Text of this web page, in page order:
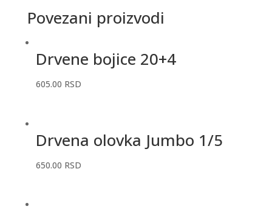
Povezani proizvodi
Drvene bojice 20+4
605.00 RSD
Drvena olovka Jumbo 1/5
650.00 RSD